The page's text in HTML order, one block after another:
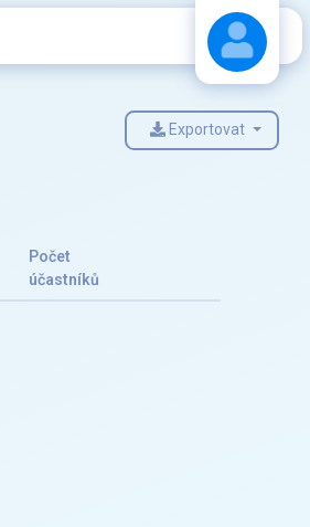
Stáhnout návodExportovat
Počet
účastníků